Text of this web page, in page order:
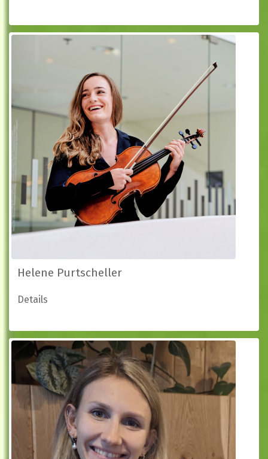
Helene Purtscheller
Details